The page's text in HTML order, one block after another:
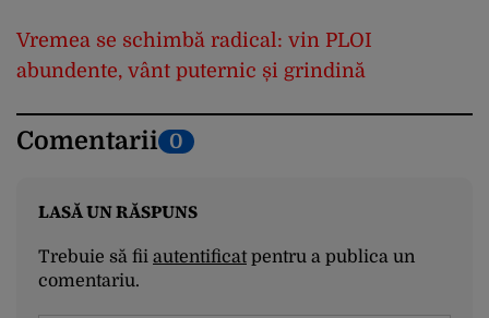
Vremea se schimbă radical: vin PLOI
abundente, vânt puternic și grindină
Comentarii 0
LASĂ UN RĂSPUNS
Trebuie să fii autentificatpentru a publica un
comentariu.